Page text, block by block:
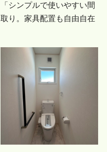
「シンプルで使いやすい間
取り。家具配置も自由自在